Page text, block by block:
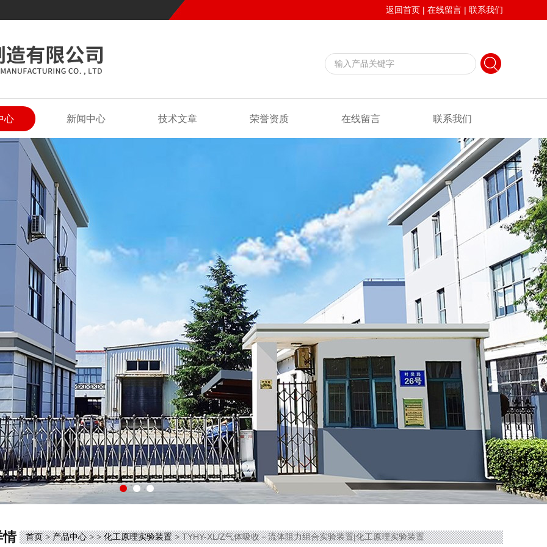
返回首页 | 在线留言 | 联系我们
心 新闻中心 技术文章 荣誉资质 在线留言 联系我们
情 首页>产品中心> >化工原理实验装置> TYHY-XL/Z气体吸收－流体阻力组合实验装置|化工原理实验装置